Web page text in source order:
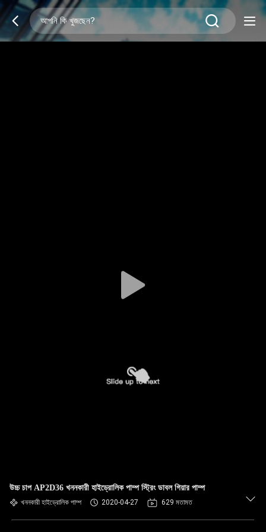
উচ্চ চাপ AP2D36 খননকারী হাইড্রোলিক পাম্প স্ট্রিং ডাবল গিয়ার পাম্প
খননকারী হাইড্রোলিক পাম্প 2020-04-27 629 মতামত